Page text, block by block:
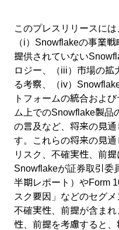
このプレスリリースには
（i）Snowflakeの事業
提供されていない
ロジー、（iii）市場の拡
る考察、（iv）
トフォームの統合およ
ム上でのSnowflake製品
の言及など、将来の見
す。これらの将来の見
リスク、不確実性、前
Snowflakeが証券取引委
半期レポート）やForm
スク要因」などのセグ
不確実性、前提が含ま
性、前提を考慮すると